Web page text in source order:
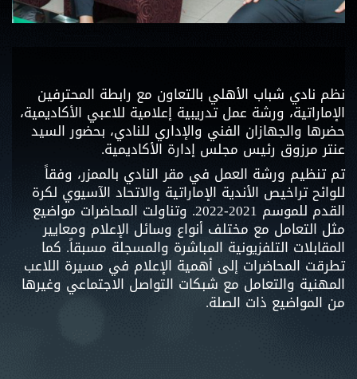
نظم نادي شباب الأهلي بالتعاون مع رابطة المحترفين
الإماراتية، ورشة عمل تدريبية إعلامية للاعبي الأكاديمية،
حضرها والجهازان الفني والإداري للنادي، بحضور السيد
عنتر مرزوق رئيس مجلس إدارة الأكاديمية.
تم تنظيم ورشة العمل في مقر النادي بالممزر، وفقاً
للوائح تراخيص الأندية الإماراتية والاتحاد الآسيوي لكرة
القدم للموسم 2021-2022. وتناولت المحاضرات مواضيع
مثل التعامل مع مختلف أنواع وسائل الإعلام ومعايير
المقابلات التلفزيونية المباشرة والمسجلة مسبقاً. كما
تطرقت المحاضرات إلى أهمية الإعلام في مسيرة اللاعب
المهنية والتعامل مع شبكات التواصل الاجتماعي وغيرها
من المواضيع ذات الصلة.